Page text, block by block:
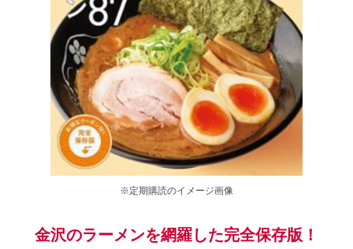
※定期購読のイメージ画像
金沢のラーメンを網羅した完全保存版！